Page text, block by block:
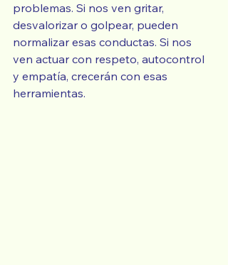
problemas. Si nos ven gritar,
desvalorizar o golpear, pueden
normalizar esas conductas. Si nos
ven actuar con respeto, autocontrol
y empatía, crecerán con esas
herramientas.